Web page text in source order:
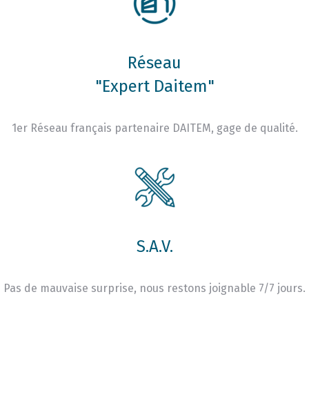
Réseau
"Expert Daitem"
1er Réseau français partenaire DAITEM, gage de qualité.
S.A.V.
Pas de mauvaise surprise, nous restons joignable 7/7 jours.